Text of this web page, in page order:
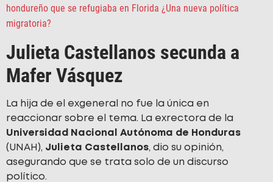
hondureño que se refugiaba en Florida ¿Una nueva política
migratoria?
Julieta Castellanos secunda a
Mafer Vásquez
La hija de el exgeneral no fue la única en
reaccionar sobre el tema. La exrectora de la
Universidad Nacional Autónoma de Honduras
(UNAH), Julieta Castellanos, dio su opinión,
asegurando que se trata solo de un discurso
político.